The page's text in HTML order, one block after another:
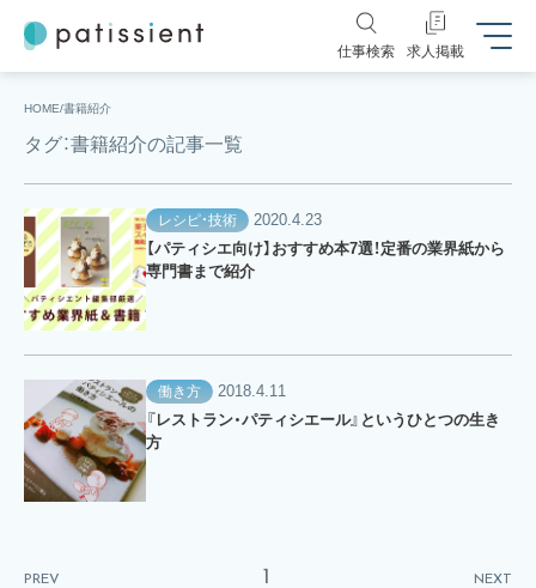
仕事検索 求人掲載
HOME 書籍紹介
タグ：書籍紹介の記事一覧
レシピ・技術
2020.4.23
【パティシエ向け】おすすめ本7選！定番の業界紙から
専門書まで紹介
働き方
2018.4.11
『レストラン・パティシエール』というひとつの生き
方
PREV 1 NEXT